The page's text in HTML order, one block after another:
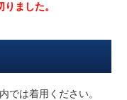
ました。
では着用ください。